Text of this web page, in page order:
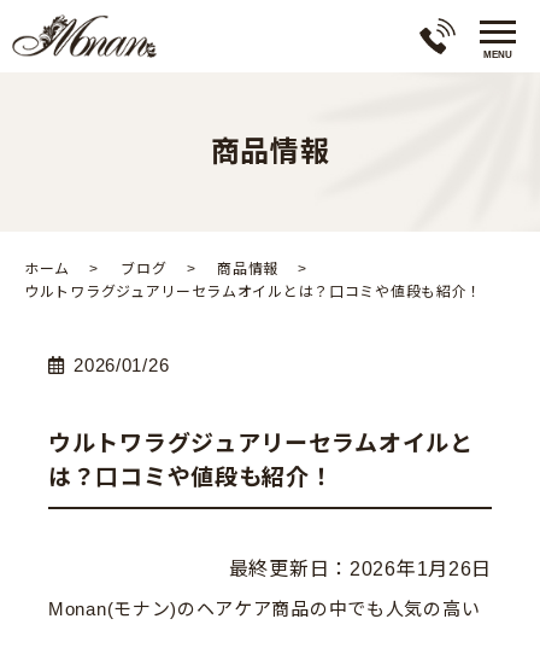
商品情報
ホーム ブログ
商品情報
ウルトワラグジュアリーセラムオイルとは？口コミや値段も紹介！
2026/01/26
ウルトワラグジュアリーセラムオイルと
は？口コミや値段も紹介！
最終更新日： 2026年1月26日
Monan(モナン)のヘアケア商品の中でも人気の高い